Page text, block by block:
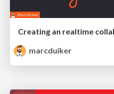
marcduiker